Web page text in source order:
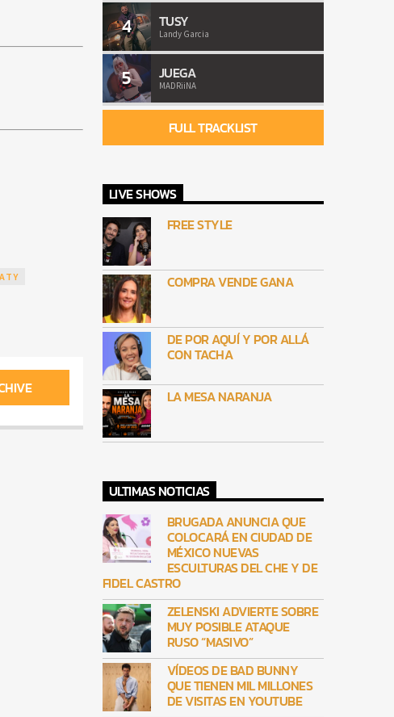
4 TUSY
Landy Garcia
5 JUEGA
MADRiiNA
FULL TRACKLIST
LIVE SHOWS
FREE STYLE
COMPRA VENDE GANA
DE POR AQUÍ Y POR ALLÁ
CON TACHA
LA MESA NARANJA
ULTIMAS NOTICIAS
BRUGADA ANUNCIA QUE
COLOCARÁ EN CIUDAD DE
MÉXICO NUEVAS
ESCULTURAS DEL CHE Y DE
FIDEL CASTRO
ZELENSKI ADVIERTE SOBRE
MUY POSIBLE ATAQUE
RUSO “MASIVO”
VÍDEOS DE BAD BUNNY
QUE TIENEN MIL MILLONES
DE VISITAS EN YOUTUBE